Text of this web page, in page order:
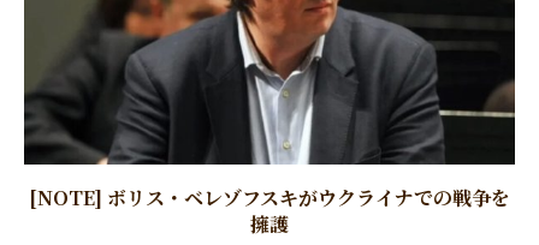
[NOTE] ボリス・ベレゾフスキがウクライナでの戦争を
擁護